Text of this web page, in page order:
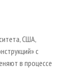
США,
с
в процессе